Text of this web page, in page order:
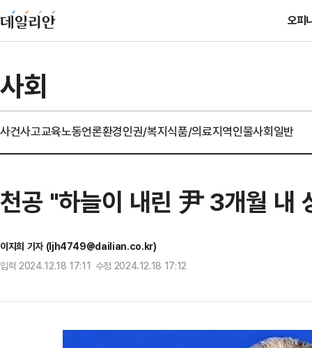
오피
사회
사건사고교육노동언론환경인권/복지식품/의료지역인물사회일반
천공 "하늘이 내린 尹 3개월 내
이지희 기자 (ljh4749@dailian.co.kr)
입력 2024.12.18 17:11 수정 2024.12.18 17:12